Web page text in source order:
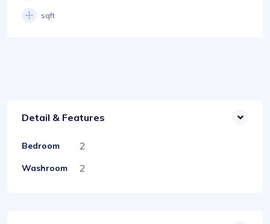
sqft
Detail & Features
Bedroom 2
Washroom 2